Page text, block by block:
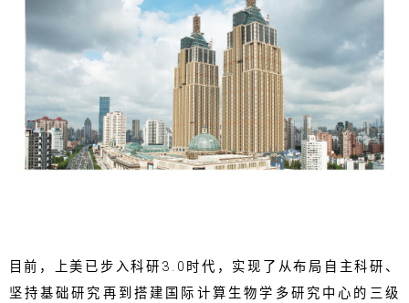
目前，上美已步入科研3.0时代，实现了从布局自主科研、
坚持基础研究再到搭建国际计算生物学多研究中心的三级